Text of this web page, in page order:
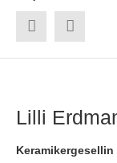
Lilli
Keramikergesellin